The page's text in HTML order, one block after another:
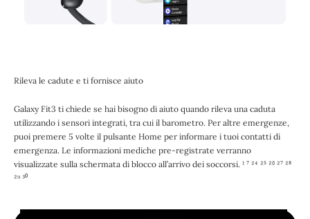
Rileva le cadute e ti fornisce aiuto
Galaxy Fit3 ti chiede se hai bisogno di aiuto quando rileva una caduta
utilizzando i sensori integrati, tra cui il barometro. Per altre emergenze,
puoi premere 5 volte il pulsante Home per informare i tuoi contatti di
emergenza. Le informazioni mediche pre-registrate verranno
visualizzate sulla schermata di blocco all’arrivo dei soccorsi. ¹ ⁷ ²⁴ ²⁵ ²⁶ ²⁷ ²⁸
²⁹ ³⁰